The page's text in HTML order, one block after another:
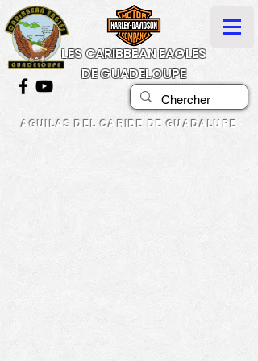
LES CARIBBEAN EAGLES
DE GUADELOUPE
AGUILAS DEL CARIBE DE GUADALUPE